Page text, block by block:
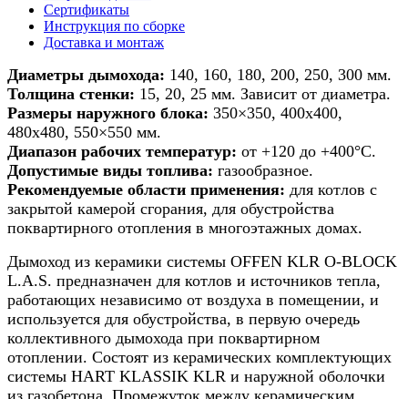
поквартирного
отопления
140мм,
h
9м
Сертификаты
Инструкция по сборке
Доставка и монтаж
Диаметры дымохода: 140, 160, 180, 200, 250, 300 мм.
Толщина стенки: 15, 20, 25 мм. Зависит от диаметра.
Размеры наружного блока: 350×350, 400х400,
480х480, 550×550 мм.
Диапазон рабочих температур: от +120 до +400°С.
Допустимые виды топлива: газообразное.
Рекомендуемые области применения: для котлов с
закрытой камерой сгорания, для обустройства
поквартирного отопления в многоэтажных домах.
Дымоход из керамики системы OFFEN KLR O-BLOCK
L.A.S. предназначен для котлов и источников тепла,
работающих независимо от воздуха в помещении, и
используется для обустройства, в первую очередь
коллективного дымохода при поквартирном
отоплении. Состоят из керамических комплектующих
системы HART KLASSIK KLR и наружной оболочки
из газобетона. Промежуток между керамическим